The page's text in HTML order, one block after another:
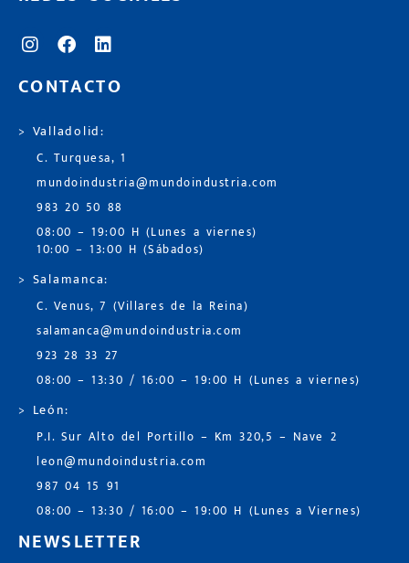
CONTACTO
> Valladolid:
C. Turquesa, 1
mundoindustria@mundoindustria.com
983 20 50 88
08:00 – 19:00 H (Lunes a viernes)
10:00 – 13:00 H (Sábados)
> Salamanca:
C. Venus, 7 (Villares de la Reina)
salamanca@mundoindustria.com
923 28 33 27
08:00 – 13:30 / 16:00 – 19:00 H (Lunes a viernes)
> León:
P.I. Sur Alto del Portillo – Km 320,5 – Nave 2
leon@mundoindustria.com
987 04 15 91
08:00 – 13:30 / 16:00 – 19:00 H (Lunes a Viernes)
NEWSLETTER